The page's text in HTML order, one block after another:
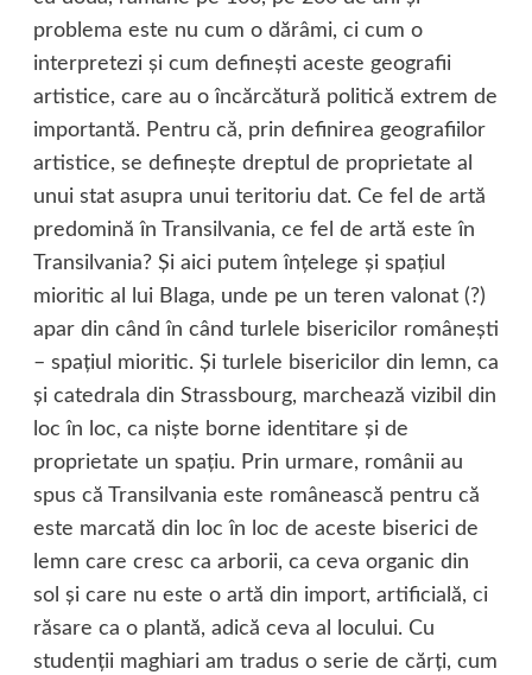
problema este nu cum o dărâmi, ci cum o
interpretezi şi cum defineşti aceste geografii
artistice, care au o încărcătură politică extrem de
importantă. Pentru că, prin definirea geografiilor
artistice, se defineşte dreptul de proprietate al
unui stat asupra unui teritoriu dat. Ce fel de artă
predomină în Transilvania, ce fel de artă este în
Transilvania? Şi aici putem înţelege şi spaţiul
mioritic al lui Blaga, unde pe un teren valonat (?)
apar din când în când turlele bisericilor româneşti
– spaţiul mioritic. Şi turlele bisericilor din lemn, ca
şi catedrala din Strassbourg, marchează vizibil din
loc în loc, ca nişte borne identitare şi de
proprietate un spaţiu. Prin urmare, românii au
spus că Transilvania este românească pentru că
este marcată din loc în loc de aceste biserici de
lemn care cresc ca arborii, ca ceva organic din
sol şi care nu este o artă din import, artificială, ci
răsare ca o plantă, adică ceva al locului. Cu
studenţii maghiari am tradus o serie de cărţi, cum